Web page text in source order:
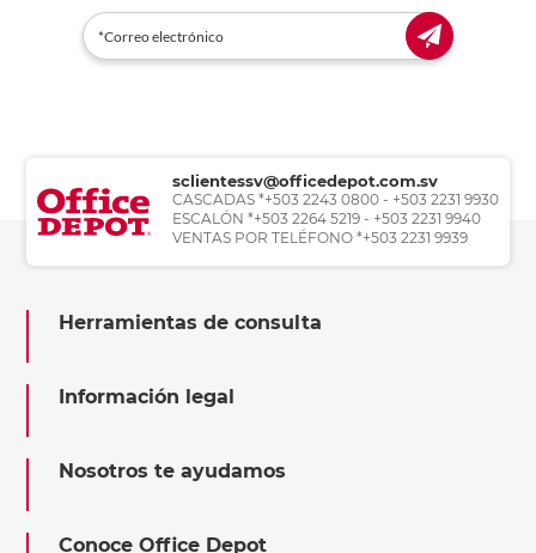
sclientessv@officedepot.com.sv
CASCADAS *+503 2243 0800 - +503 2231 9930
ESCALÓN *+503 2264 5219 - +503 2231 9940
VENTAS POR TELÉFONO *+503 2231 9939
Herramientas de consulta
Información legal
Nosotros te ayudamos
Conoce Office Depot